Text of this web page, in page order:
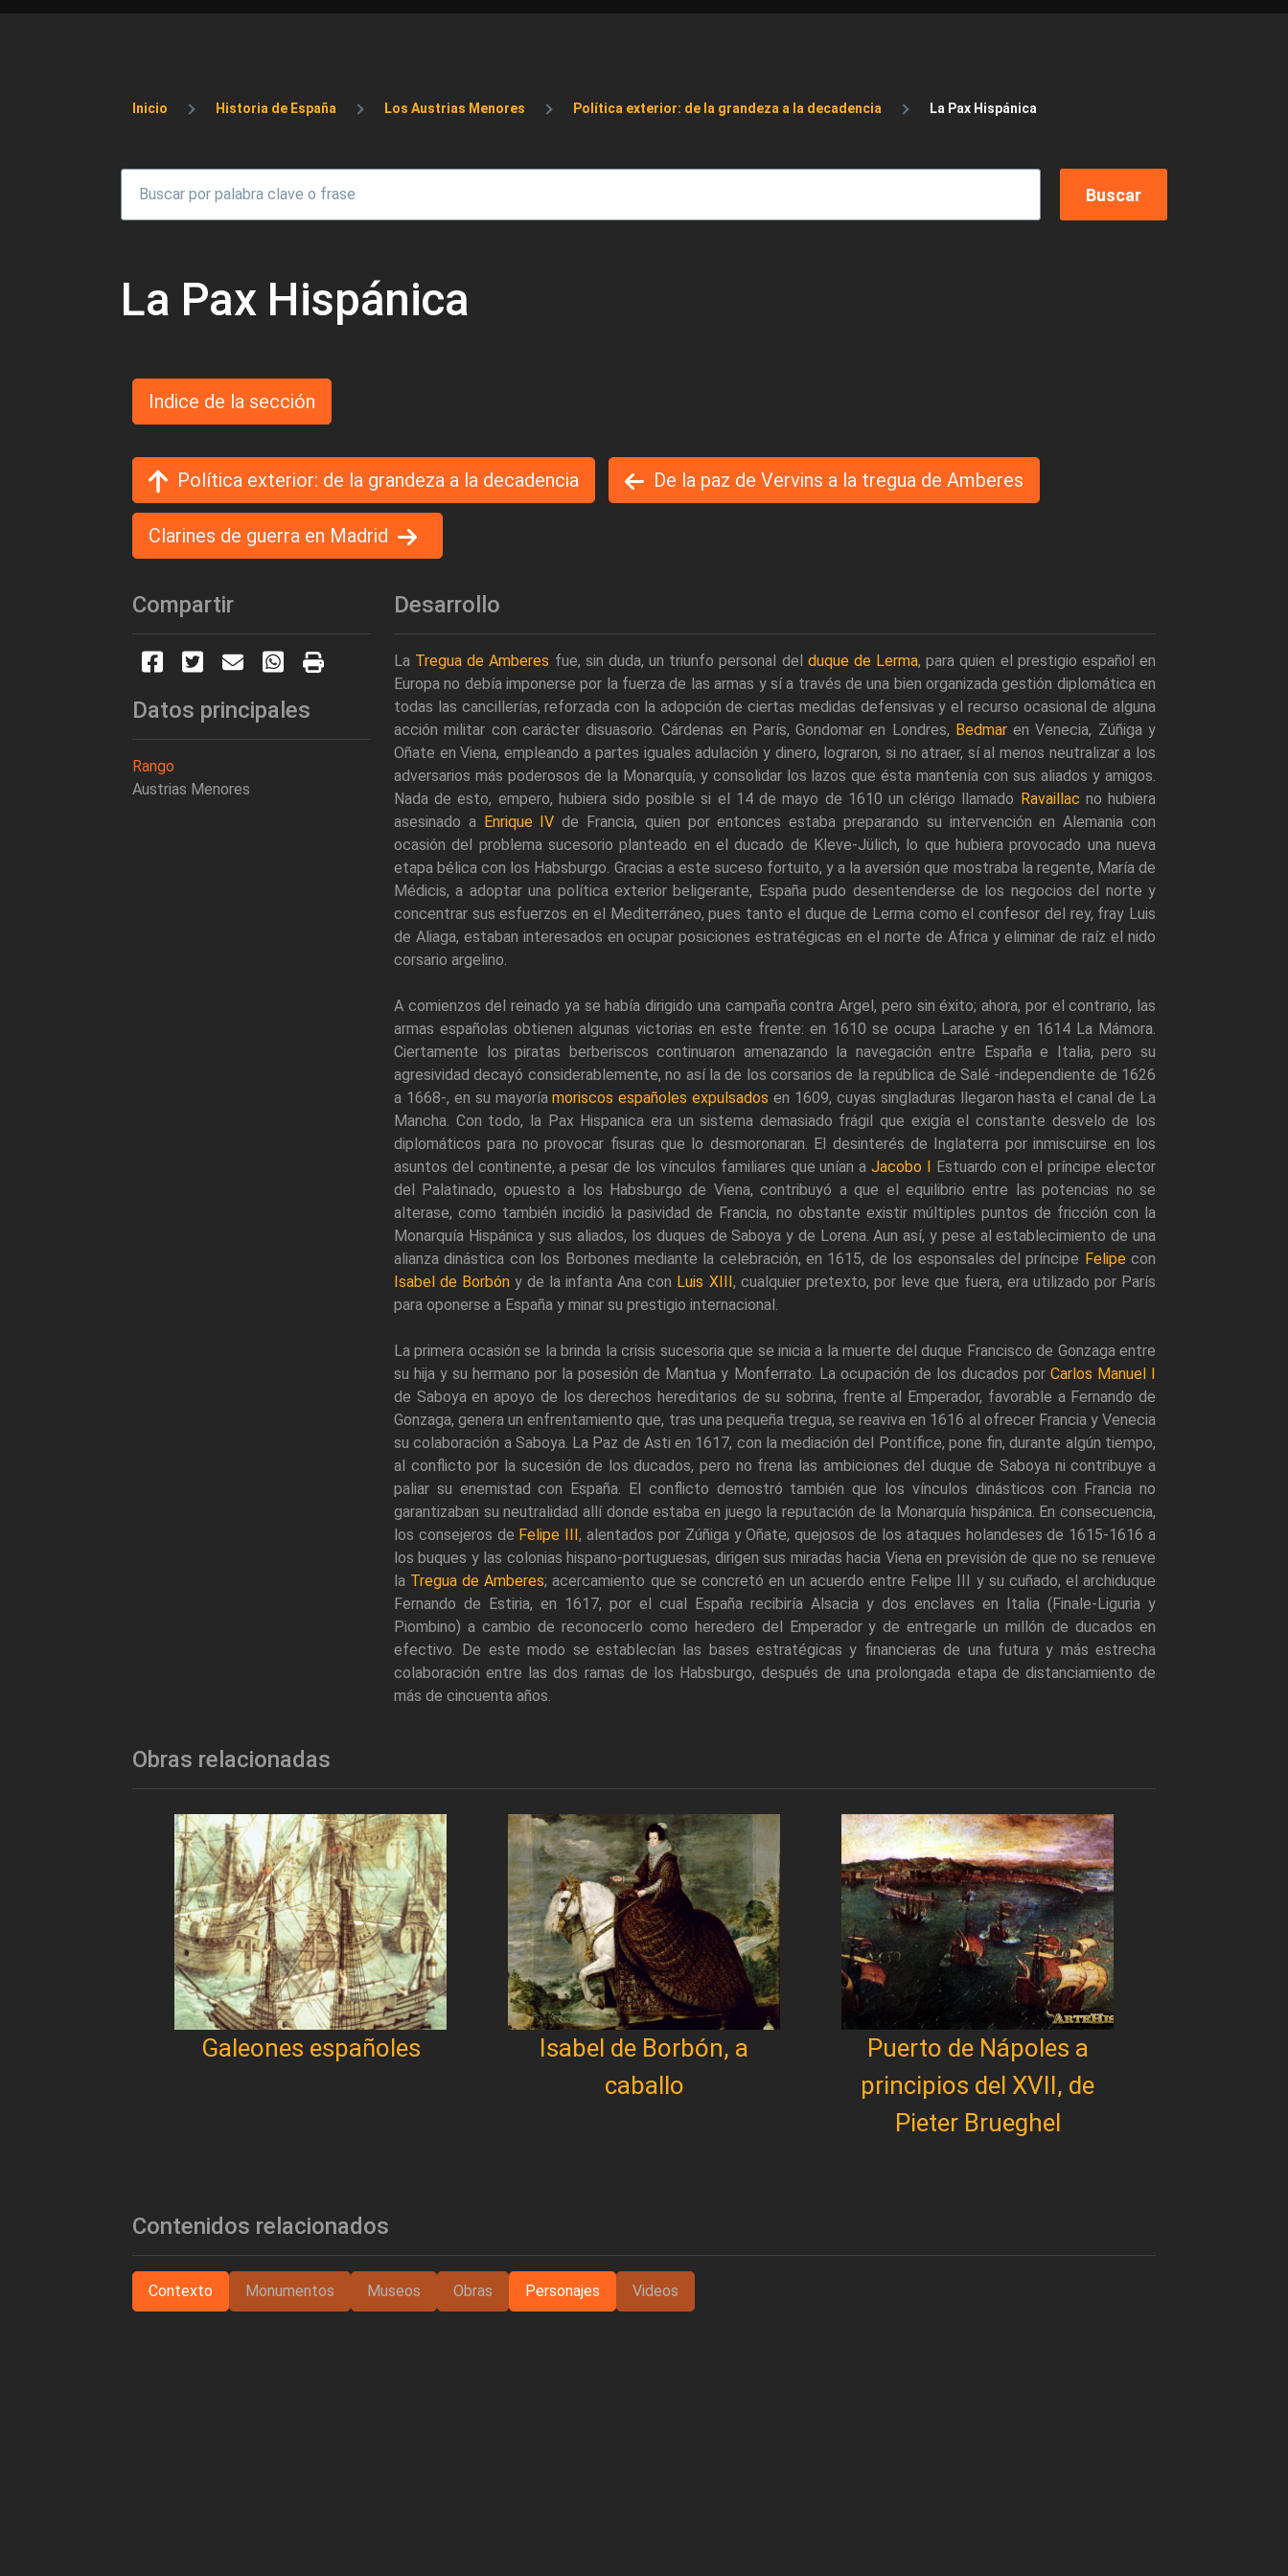
Sobrescribir enlaces de ayuda a la navegación
Inicio Historia de España Los Austrias Menores Política exterior: de la grandeza a la decadencia La Pax Hispánica
La Pax Hispánica
Indice de la sección
Política exterior: de la grandeza a la decadencia De la paz de Vervins a la tregua de Amberes
Clarines de guerra en Madrid
Compartir
Datos principales
Rango
Austrias Menores
Desarrollo
La Tregua de Amberes fue, sin duda, un triunfo personal del duque de Lerma, para quien el prestigio español en
Europa no debía imponerse por la fuerza de las armas y sí a través de una bien organizada gestión diplomática en
todas las cancillerías, reforzada con la adopción de ciertas medidas defensivas y el recurso ocasional de alguna
acción militar con carácter disuasorio. Cárdenas en París, Gondomar en Londres, Bedmaren Venecia, Zúñiga y
Oñate en Viena, empleando a partes iguales adulación y dinero, lograron, si no atraer, sí al menos neutralizar a los
adversarios más poderosos de la Monarquía, y consolidar los lazos que ésta mantenía con sus aliados y amigos.
Nada de esto, empero, hubiera sido posible si el 14 de mayo de 1610 un clérigo llamado Ravaillac no hubiera
asesinado a Enrique IV de Francia, quien por entonces estaba preparando su intervención en Alemania con
ocasión del problema sucesorio planteado en el ducado de Kleve-Jülich, lo que hubiera provocado una nueva
etapa bélica con los Habsburgo. Gracias a este suceso fortuito, y a la aversión que mostraba la regente, María de
Médicis, a adoptar una política exterior beligerante, España pudo desentenderse de los negocios del norte y
concentrar sus esfuerzos en el Mediterráneo, pues tanto el duque de Lerma como el confesor del rey, fray Luis
de Aliaga, estaban interesados en ocupar posiciones estratégicas en el norte de Africa y eliminar de raíz el nido
corsario argelino.
A comienzos del reinado ya se había dirigido una campaña contra Argel, pero sin éxito; ahora, por el contrario, las
armas españolas obtienen algunas victorias en este frente: en 1610 se ocupa Larache y en 1614 La Mámora.
Ciertamente los piratas berberiscos continuaron amenazando la navegación entre España e Italia, pero su
agresividad decayó considerablemente, no así la de los corsarios de la república de Salé -independiente de 1626
a 1668-, en su mayoríamoriscos españoles expulsados en 1609, cuyas singladuras llegaron hasta el canal de La
Mancha. Con todo, la Pax Hispanica era un sistema demasiado frágil que exigía el constante desvelo de los
diplomáticos para no provocar fisuras que lo desmoronaran. El desinterés de Inglaterra por inmiscuirse en los
asuntos del continente, a pesar de los vínculos familiares que unían a Jacobo I Estuardo con el príncipe elector
del Palatinado, opuesto a los Habsburgo de Viena, contribuyó a que el equilibrio entre las potencias no se
alterase, como también incidió la pasividad de Francia, no obstante existir múltiples puntos de fricción con la
Monarquía Hispánica y sus aliados, los duques de Saboya y de Lorena. Aun así, y pese al establecimiento de una
alianza dinástica con los Borbones mediante la celebración, en 1615, de los esponsales del príncipe Felipe con
Isabel de Borbón y de la infanta Ana con Luis XIII, cualquier pretexto, por leve que fuera, era utilizado por París
para oponerse a España y minar su prestigio internacional.
La primera ocasión se la brinda la crisis sucesoria que se inicia a la muerte del duque Francisco de Gonzaga entre
su hija y su hermano por la posesión de Mantua y Monferrato. La ocupación de los ducados por Carlos Manuel I
de Saboya en apoyo de los derechos hereditarios de su sobrina, frente al Emperador, favorable a Fernando de
Gonzaga, genera un enfrentamiento que, tras una pequeña tregua, se reaviva en 1616 al ofrecer Francia y Venecia
su colaboración a Saboya. La Paz de Asti en 1617, con la mediación del Pontífice, pone fin, durante algún tiempo,
al conflicto por la sucesión de los ducados, pero no frena las ambiciones del duque de Saboya ni contribuye a
paliar su enemistad con España. El conflicto demostró también que los vínculos dinásticos con Francia no
garantizaban su neutralidad allí donde estaba en juego la reputación de la Monarquía hispánica. En consecuencia,
los consejeros de Felipe III, alentados por Zúñiga y Oñate, quejosos de los ataques holandeses de 1615-1616 a
los buques y las colonias hispano-portuguesas, dirigen sus miradas hacia Viena en previsión de que no se renueve
la Tregua de Amberes; acercamiento que se concretó en un acuerdo entre Felipe III y su cuñado, el archiduque
Fernando de Estiria, en 1617, por el cual España recibiría Alsacia y dos enclaves en Italia (Finale-Liguria y
Piombino) a cambio de reconocerlo como heredero del Emperador y de entregarle un millón de ducados en
efectivo. De este modo se establecían las bases estratégicas y financieras de una futura y más estrecha
colaboración entre las dos ramas de los Habsburgo, después de una prolongada etapa de distanciamiento de
más de cincuenta años.
Obras relacionadas
Galeones españoles
Isabel de Borbón, a
caballo
Puerto de Nápoles a
principios del XVII, de
Pieter Brueghel
Contenidos relacionados
Contexto Monumentos Museos Obras Personajes Videos